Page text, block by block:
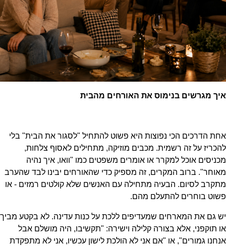
איך מגרשים בנימוס את האורחים מהבית
אחת הדרכים הכי נפוצות היא פשוט להתחיל "לסגור את הבית" בלי
להכריז על זה רשמית. מכבים מוזיקה, מתחילים לאסוף צלחות,
מכניסים אוכל למקרר או אומרים משפטים כמו "וואו, איך נהיה
מאוחר". ברוב המקרים, זה מספיק כדי שהאורחים יבינו לבד שהערב
מתקרב לסיום. הבעיה מתחילה עם האנשים שלא קולטים רמזים - או
פשוט בוחרים להתעלם מהם.
יש גם את המארחים שמעדיפים ללכת על כנות עדינה. לא בקטע מביך
או תוקפני, אלא בצורה קלילה וישירה: "תקשיבו, היה מושלם אבל
אנחנו גמורים", או "אם אני לא הולכת לישון עכשיו, אני לא מתפקדת